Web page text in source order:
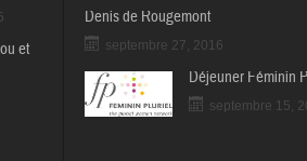
et
Denis de Rougemont
septembre 27, 2016
Déjeuner Féminin
septembre 15,